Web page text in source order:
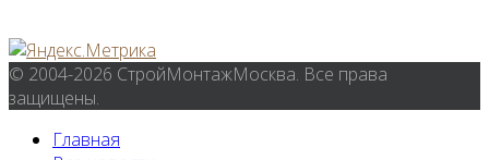
© 2004-2026 СтройМонтажМосква. Все права
защищены.
Главная